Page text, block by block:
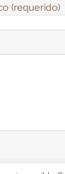
(requerido)